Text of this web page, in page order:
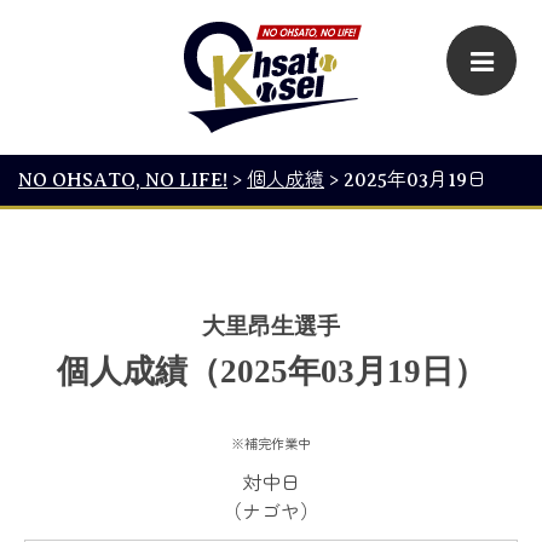
NO OHSATO, NO LIFE! > 個人成績 > 2025年03月19日
大里昂生選手
個人成績（2025年03月19日）
※補完作業中
対中日
（ナゴヤ）